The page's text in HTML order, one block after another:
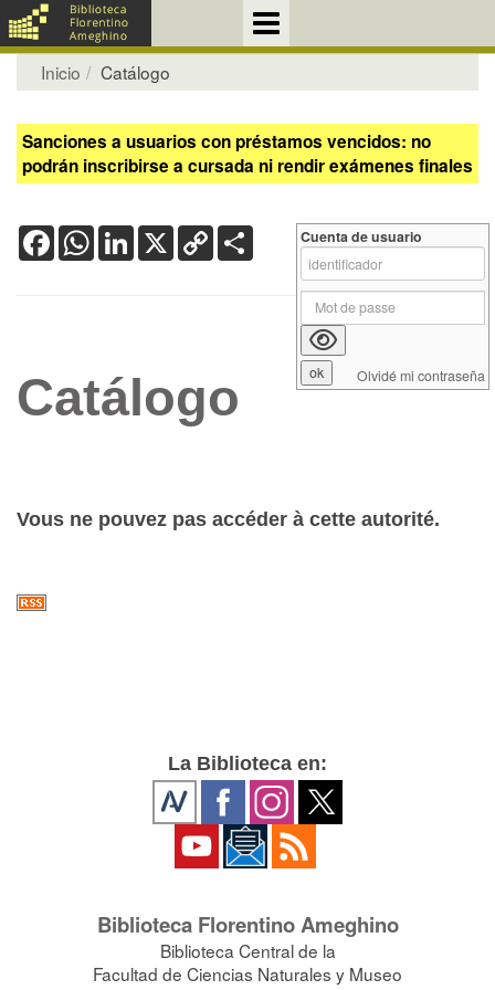
Inicio Catálogo
Sanciones a usuarios con préstamos vencidos: no
podrán inscribirse a cursada ni rendir exámenes finales
FacebookWhatsApp
LinkedIn
X Copy
Link
Catálogo
Vous ne pouvez pas accéder à cette autorité.
Cuenta de usuario
Olvidé mi contraseña
La Biblioteca en:
Biblioteca Florentino Ameghino
Biblioteca Central de la
Facultad de Ciencias Naturales y Museo